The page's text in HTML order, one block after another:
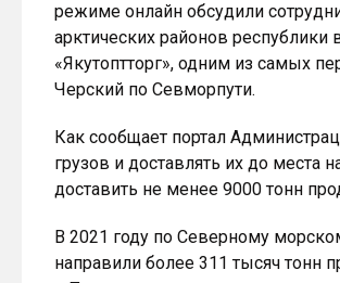
режиме онлайн обсудили
арктических районов
«Якутоптторг», одним из самых
Черский по Севморпути.
Как сообщает портал
грузов и доставлять их до места
доставить не менее 9000 тонн
В 2021 году по Северному
направили более 311 тысяч тонн